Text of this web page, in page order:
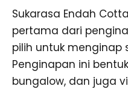
Sukarasa Endah
pertama dari
pilih untuk menginap
Penginapan ini
bungalow, dan juga